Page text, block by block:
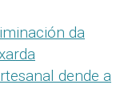
da
dende a